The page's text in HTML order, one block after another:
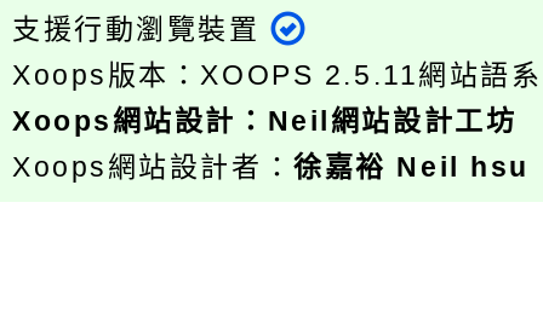
支援行動瀏覽裝置
Xoops版本：XOOPS 2.5.11網站語
Xoops網站設計 ： Neil網站設計工坊
Xoops網站設計者：徐嘉裕 Neil hsu